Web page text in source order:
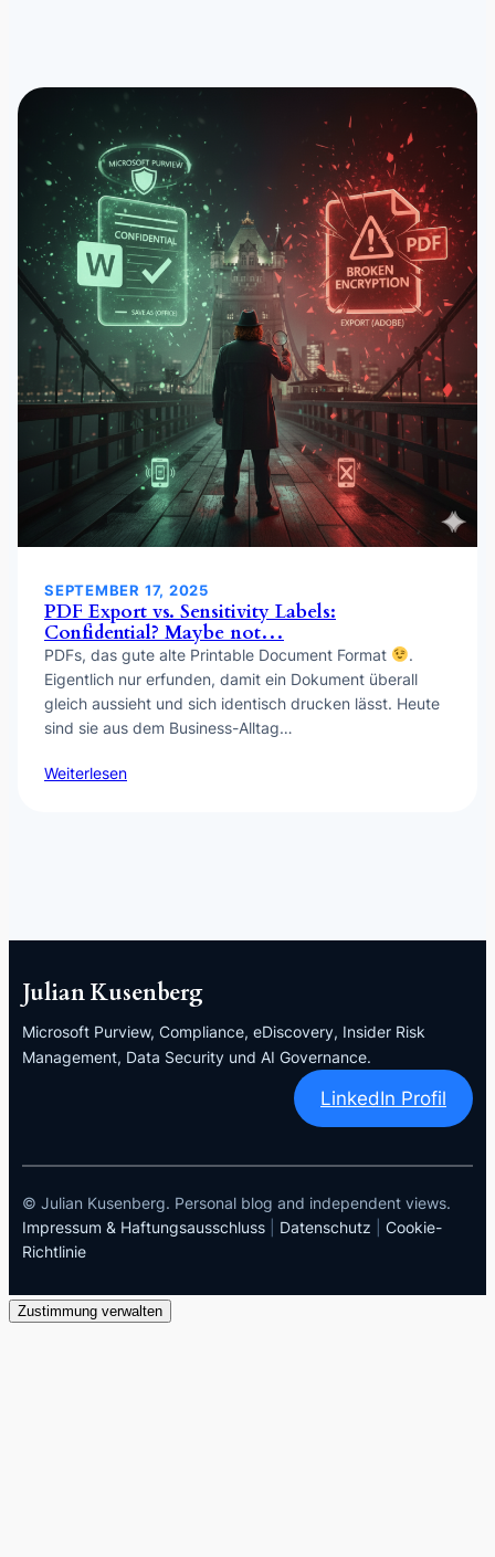
SEPTEMBER 17, 2025
PDF Export vs. Sensitivity Labels:
Confidential? Maybe not…
PDFs, das gute alte Printable Document Format
.
Eigentlich nur erfunden, damit ein Dokument überall
gleich aussieht und sich identisch drucken lässt. Heute
sind sie aus dem Business-Alltag…
Weiterlesen
Julian Kusenberg
Microsoft Purview, Compliance, eDiscovery, Insider Risk
Management, Data Security und AI Governance.
LinkedIn Profil
© Julian Kusenberg. Personal blog and independent views.
Impressum & Haftungsausschluss
Datenschutz
Cookie-
Richtlinie
Zustimmung verwalten